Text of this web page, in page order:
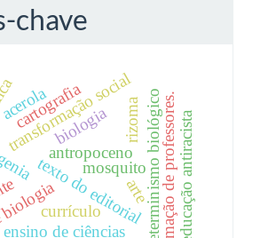
chave
texto do editorialdeterminismo biológico
transformação social
antropoceno formação de professores.
ensino de ciências educação antiracista
biologia
mosquito
cartografia
currículo
rizoma
arte